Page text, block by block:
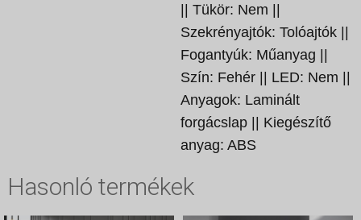
|| Tükör: Nem ||
Szekrényajtók: Tolóajtók ||
Fogantyúk: Műanyag ||
Szín: Fehér || LED: Nem ||
Anyagok: Laminált
forgácslap || Kiegészítő
anyag: ABS
Hasonló termékek